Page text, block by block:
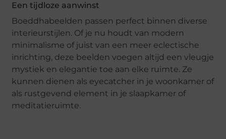
Een tijdloze aanwinst
Boeddhabeelden passen perfect binnen diverse
interieurstijlen. Of je nu houdt van modern
minimalisme of juist van een meer eclectische
inrichting, deze beelden voegen altijd een vleugje
mystiek en elegantie toe aan elke ruimte. Ze
kunnen dienen als eyecatcher in je woonkamer of
als rustgevend element in je slaapkamer of
meditatieruimte.